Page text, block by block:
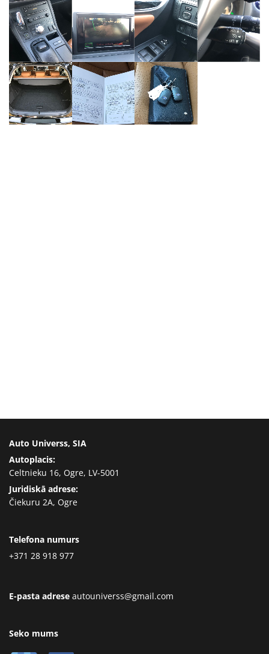
Auto Universs, SIA
Autoplacis:
Celtnieku 16, Ogre, LV-5001
Juridiskā adrese:
Čiekuru 2A, Ogre
Telefona numurs
+371 28 918 977
E-pasta adrese autouniverss@gmail.com
Seko mums